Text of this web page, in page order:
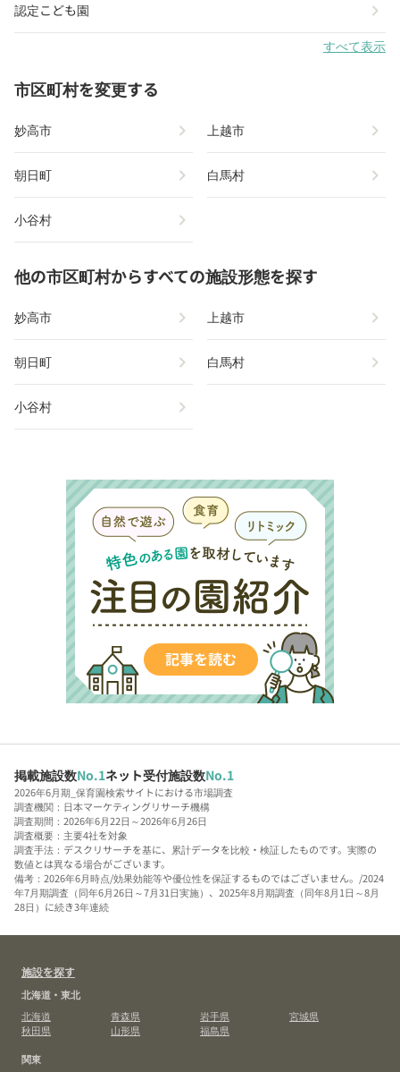
認定こども園 chevron_right
すべて表示
市区町村を変更する
妙高市 chevron_right 上越市 chevron_right
朝日町 chevron_right 白馬村 chevron_right
小谷村 chevron_right
他の市区町村からすべての施設形態を探す
妙高市 chevron_right 上越市 chevron_right
朝日町 chevron_right 白馬村 chevron_right
小谷村 chevron_right
掲載施設数No.1ネット受付施設数No.1
2026年6月期_保育園検索サイトにおける市場調査
調査機関：日本マーケティングリサーチ機構
調査期間：2026年6月22日～2026年6月26日
調査概要：主要4社を対象
調査手法：デスクリサーチを基に、累計データを比較・検証したものです。実際の
数値とは異なる場合がございます。
備考：2026年6月時点/効果効能等や優位性を保証するものではございません。/2024
年7月期調査（同年6月26日～7月31日実施）、2025年8月期調査（同年8月1日～8月
28日）に続き3年連続
施設を探す
北海道・東北
北海道
青森県 岩手県
宮城県
秋田県
山形県
福島県
関東